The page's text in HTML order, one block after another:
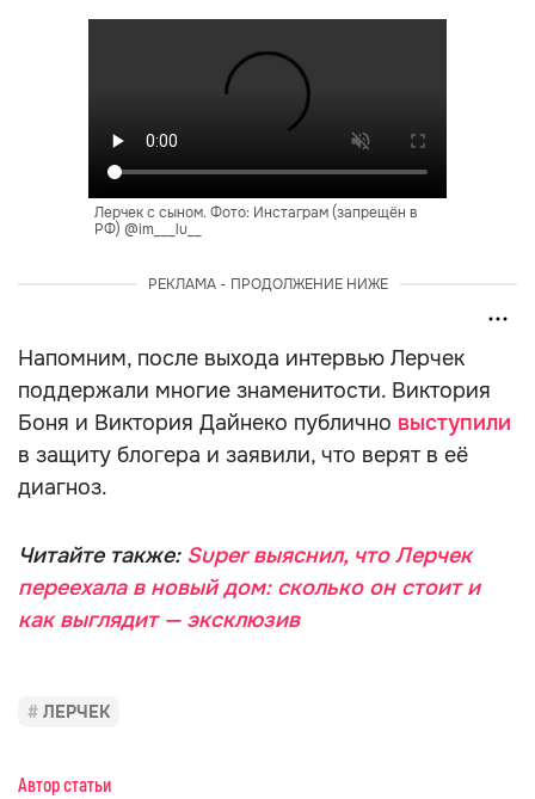
Лерчек с сыном. Фото: Инстаграм (запрещён в
РФ) @im___lu__
РЕКЛАМА - ПРОДОЛЖЕНИЕ НИЖЕ
Напомним, после выхода интервью Лерчек
поддержали многие знаменитости. Виктория
Боня и Виктория Дайнеко публично выступили
в защиту блогера и заявили, что верят в её
диагноз.
Читайте также: Super выяснил, что Лерчек
переехала в новый дом: сколько он стоит и
как выглядит — эксклюзив
ЛЕРЧЕК
Автор статьи